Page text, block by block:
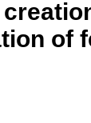
of